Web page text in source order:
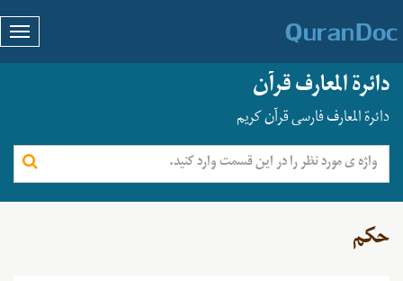
دائرة المعارف قرآن
دائرة المعارف فارسی قرآن کریم
حکم